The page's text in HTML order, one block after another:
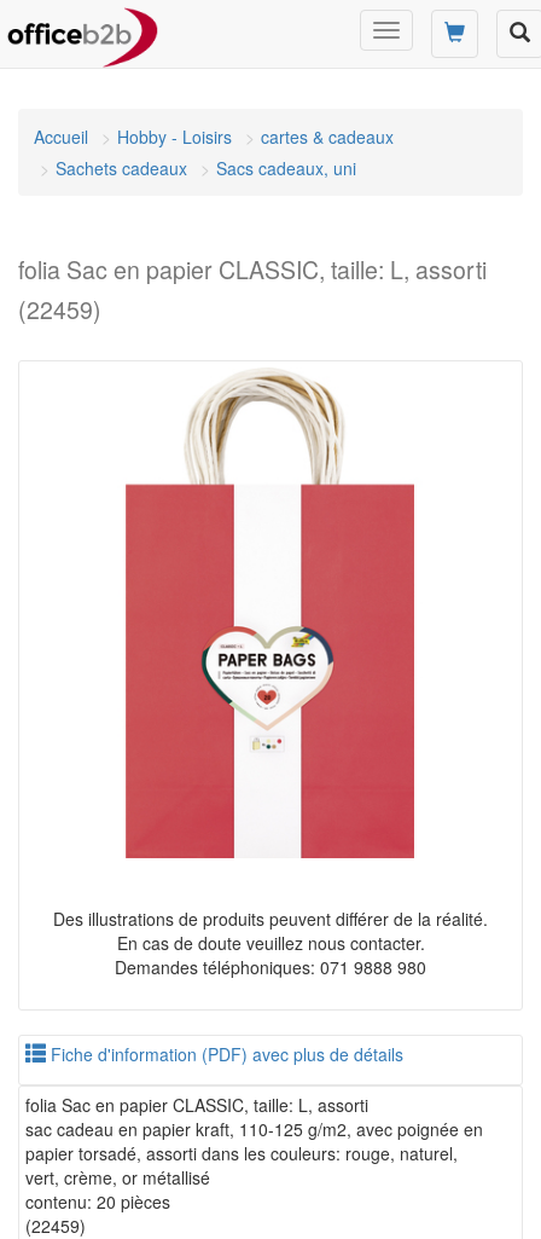
Changer
mode
Accueil
Hobby - Loisirs
cartes & cadeaux
Sachets cadeaux
Sacs cadeaux, uni
folia Sac en papier CLASSIC, taille: L, assorti
(22459)
Des illustrations de produits peuvent différer de la réalité.
En cas de doute veuillez nous contacter.
Demandes téléphoniques: 071 9888 980
Fiche d'information (PDF) avec plus de détails
folia Sac en papier CLASSIC, taille: L, assorti
sac cadeau en papier kraft, 110-125 g/m2, avec poignée en
papier torsadé, assorti dans les couleurs: rouge, naturel,
vert, crème, or métallisé
contenu: 20 pièces
(22459)